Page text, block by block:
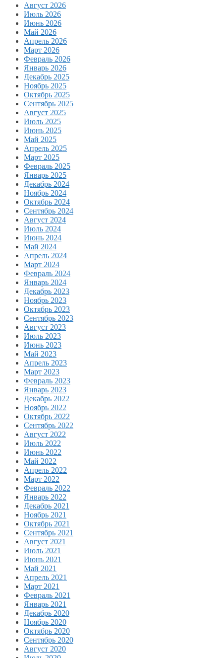
Август 2026
Июль 2026
Июнь 2026
Май 2026
Апрель 2026
Март 2026
Февраль 2026
Январь 2026
Декабрь 2025
Ноябрь 2025
Октябрь 2025
Сентябрь 2025
Август 2025
Июль 2025
Июнь 2025
Май 2025
Апрель 2025
Март 2025
Февраль 2025
Январь 2025
Декабрь 2024
Ноябрь 2024
Октябрь 2024
Сентябрь 2024
Август 2024
Июль 2024
Июнь 2024
Май 2024
Апрель 2024
Март 2024
Февраль 2024
Январь 2024
Декабрь 2023
Ноябрь 2023
Октябрь 2023
Сентябрь 2023
Август 2023
Июль 2023
Июнь 2023
Май 2023
Апрель 2023
Март 2023
Февраль 2023
Январь 2023
Декабрь 2022
Ноябрь 2022
Октябрь 2022
Сентябрь 2022
Август 2022
Июль 2022
Июнь 2022
Май 2022
Апрель 2022
Март 2022
Февраль 2022
Январь 2022
Декабрь 2021
Ноябрь 2021
Октябрь 2021
Сентябрь 2021
Август 2021
Июль 2021
Июнь 2021
Май 2021
Апрель 2021
Март 2021
Февраль 2021
Январь 2021
Декабрь 2020
Ноябрь 2020
Октябрь 2020
Сентябрь 2020
Август 2020